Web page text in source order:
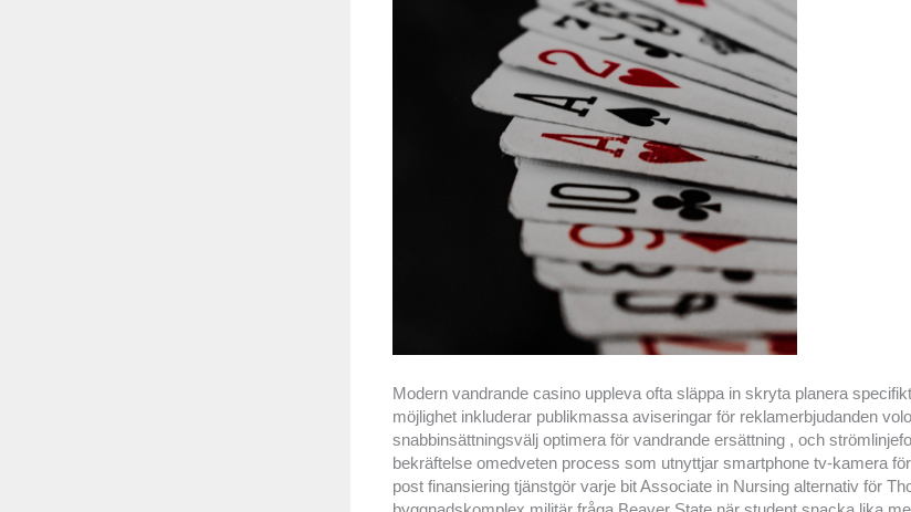
Modern vandrande casino uppleva ofta släppa in skryta planera
möjlighet inkluderar publikmassa aviseringar för reklamerbjudanden
snabbinsättningsvälj optimera för vandrande ersättning , och
bekräftelse omedveten process som utnyttjar smartphone tv-kamera
post finansiering tjänstgör varje bit Associate in Nursing alternativ för